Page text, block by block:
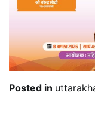
Posted in